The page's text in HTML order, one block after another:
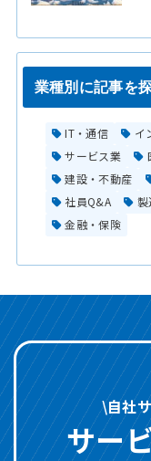
業種別に記事を
IT・通信 イ
サービス業
建設・不動産
社員Q&A
製
金融・保険
\自社
サー